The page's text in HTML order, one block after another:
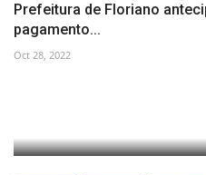
Prefeitura de Floriano
pagamento...
Oct 28, 2022